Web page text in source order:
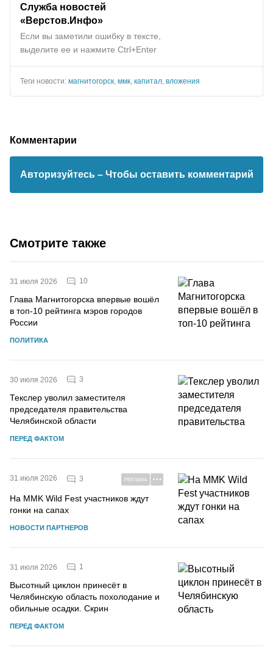
Служба новостей
«Верстов.Инфо»
Если вы заметили ошибку в тексте,
выделите ее и нажмите Ctrl+Enter
Теги новости: магнитогорск ммк капитал вложения
Комментарии
Авторизуйтесь – Чтобы оставить комментарий
Смотрите также
31 июля 2026 10
Глава Магнитогорска впервые вошёл
в топ-10 рейтинга мэров городов
России
ПОЛИТИКА
30 июля 2026 3
Текслер уволил заместителя
председателя правительства
Челябинской области
ПЕРЕД ФАКТОМ
31 июля 2026 3 РЕКЛАМА
На MMK Wild Fest участников ждут
гонки на сапах
НОВОСТИ ПАРТНЕРОВ
31 июля 2026 1
Высотный циклон принесёт в
Челябинскую область похолодание и
обильные осадки. Скрин
ПЕРЕД ФАКТОМ